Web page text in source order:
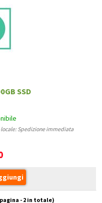
SSD
locale: Spedizione immediata
- 2 in totale)